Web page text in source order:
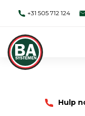
+31 505 712 124
Hulp